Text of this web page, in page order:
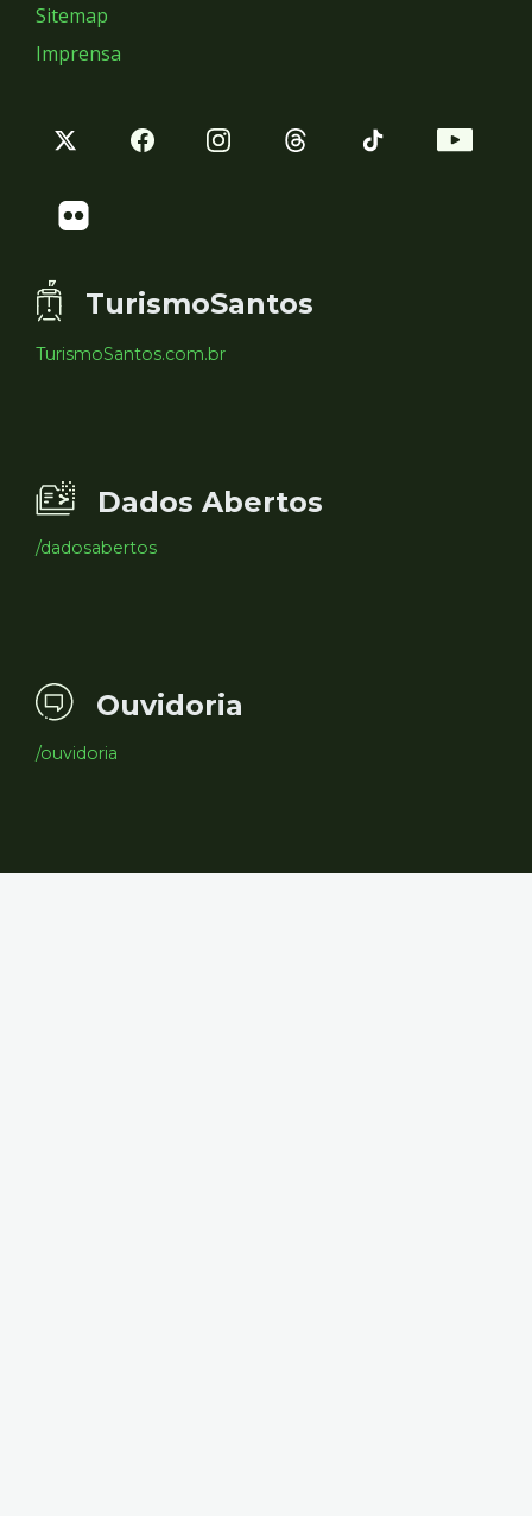
Sitemap
Imprensa
TurismoSantos
TurismoSantos.com.br
Dados Abertos
/dadosabertos
Ouvidoria
/ouvidoria